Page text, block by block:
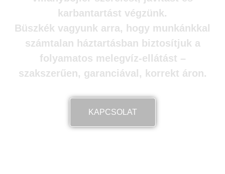
karbantartást végzünk.
Büszkék vagyunk arra, hogy munkánkkal
számtalan háztartásban biztosítjuk a
folyamatos melegvíz-ellátást –
szakszerűen, garanciával, korrekt áron.
KAPCSOLAT